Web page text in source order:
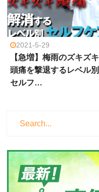
2021-5-29
【急増】梅雨のズキズキ
頭痛を撃退するレベル別
セルフ…